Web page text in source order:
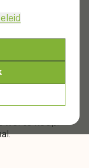
van zachte.
de fruitschaal
Ontdek
past!
wel te koop.